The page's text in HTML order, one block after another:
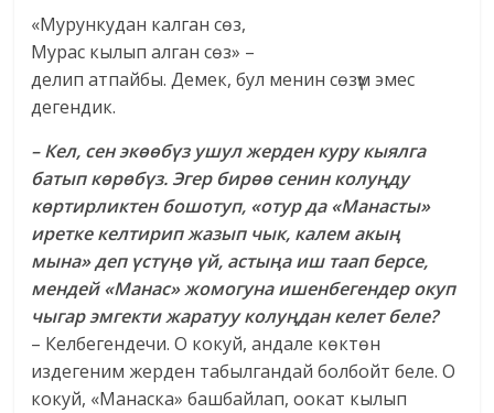
«Мурункудан калган сөз,
Мурас кылып алган сөз» –
делип атпайбы. Демек, бул менин сөзүм эмес
дегендик.
– Кел, сен экөөбүз ушул жерден куру кыялга
батып көрөбүз. Эгер бирөө сенин колуңду
көртирликтен бошотуп, «отур да «Манасты»
иретке келтирип жазып чык, калем акың
мына» деп үстүңө үй, астыңа иш таап берсе,
мендей «Манас» жомогуна ишенбегендер окуп
чыгар эмгекти жаратуу колуңдан келет беле?
– Келбегендечи. О кокуй, андале көктөн
издегеним жерден табылгандай болбойт беле. О
кокуй, «Манаска» башбайлап, оокат кылып